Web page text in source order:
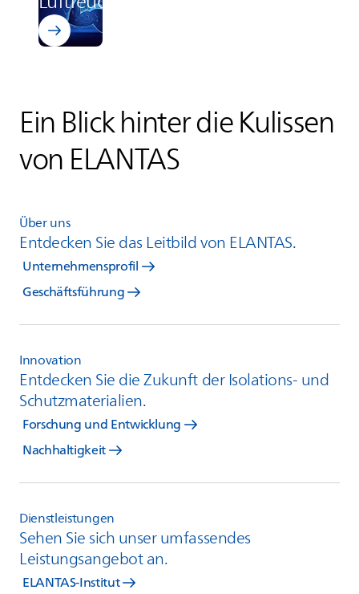
Ein Blick hinter die Kulissen
vonELANTAS
Über uns
Entdecken Sie das Leitbild von ELANTAS.
Unternehmensprofil
Geschäftsführung
Innovation
Entdecken Sie die Zukunft der Isolations- und
Schutzmaterialien.
Forschung und Entwicklung
Nachhaltigkeit
Dienstleistungen
Sehen Sie sich unser umfassendes
Leistungsangebot an.
ELANTAS-Institut